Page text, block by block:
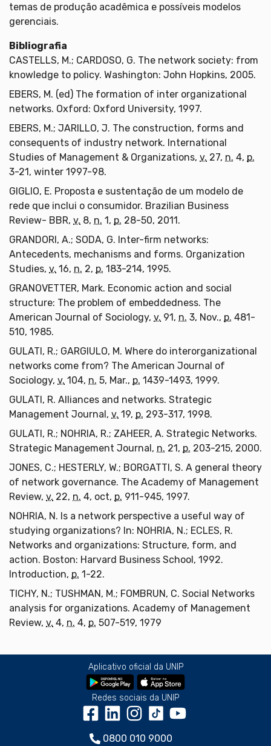
temas de produção acadêmica e possíveis modelos
gerenciais.
Bibliografia
CASTELLS, M.; CARDOSO, G. The network society: from
knowledge to policy. Washington: John Hopkins, 2005.
EBERS, M. (ed) The formation of inter organizational
networks. Oxford: Oxford University, 1997.
EBERS, M.; JARILLO, J. The construction, forms and
consequents of industry network. International
Studies of Management & Organizations, v. 27, n. 4, p.
3-21, winter 1997-98.
GIGLIO, E. Proposta e sustentação de um modelo de
rede que inclui o consumidor. Brazilian Business
Review- BBR, v. 8, n. 1, p. 28-50, 2011.
GRANDORI, A.; SODA, G. Inter-firm networks:
Antecedents, mechanisms and forms. Organization
Studies, v. 16, n. 2, p. 183-214, 1995.
GRANOVETTER, Mark. Economic action and social
structure: The problem of embeddedness. The
American Journal of Sociology, v. 91, n. 3, Nov., p. 481-
510, 1985.
GULATI, R.; GARGIULO, M. Where do interorganizational
networks come from? The American Journal of
Sociology, v. 104, n. 5, Mar., p. 1439-1493, 1999.
GULATI, R. Alliances and networks. Strategic
Management Journal, v. 19, p. 293-317, 1998.
GULATI, R.; NOHRIA, R.; ZAHEER, A. Strategic Networks.
Strategic Management Journal, n. 21, p. 203-215, 2000.
JONES, C.; HESTERLY, W.; BORGATTI, S. A general theory
of network governance. The Academy of Management
Review, v. 22, n. 4, oct, p. 911-945, 1997.
NOHRIA, N. Is a network perspective a useful way of
studying organizations? In: NOHRIA, N.; ECLES, R.
Networks and organizations: Structure, form, and
action. Boston: Harvard Business School, 1992.
Introduction, p. 1-22.
TICHY, N.; TUSHMAN, M.; FOMBRUN, C. Social Networks
analysis for organizations. Academy of Management
Review, v. 4, n. 4, p. 507-519, 1979
Aplicativo oficial da UNIP
Redes sociais da UNIP
0800 010 9000